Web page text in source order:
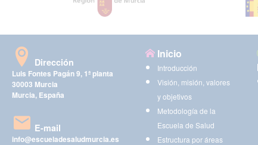
Dirección
Luis Fontes Pagán 9, 1ª planta
30003 Murcia
Murcia, España
E-mail
info@escueladesaludmurcia.es
Inicio
Introducción
Visión, misión, valores
y objetivos
Metodología de la
Escuela de Salud
Estructura por áreas